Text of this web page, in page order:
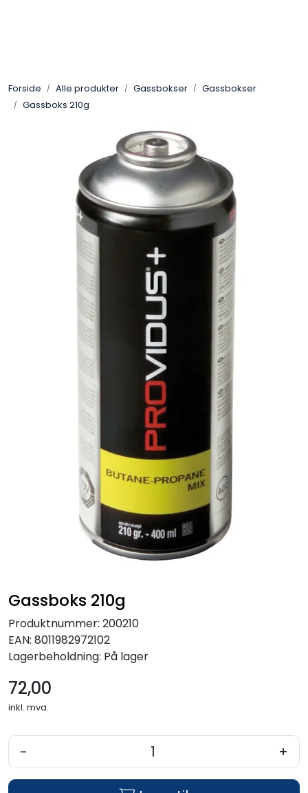
Forside Alle produkter Gassbokser
Gassbokser
Gassboks 210g
Gassboks 210g
Produktnummer: 200210
EAN: 8011982972102
Lagerbeholdning: På lager
72,00
inkl. mva.
- +
Koblingsmatriell
Terrassevarmere
Marine & Caravan
Alarm/Sikkerhet
Oppvarming
Verktøy for tak
Alle produkter